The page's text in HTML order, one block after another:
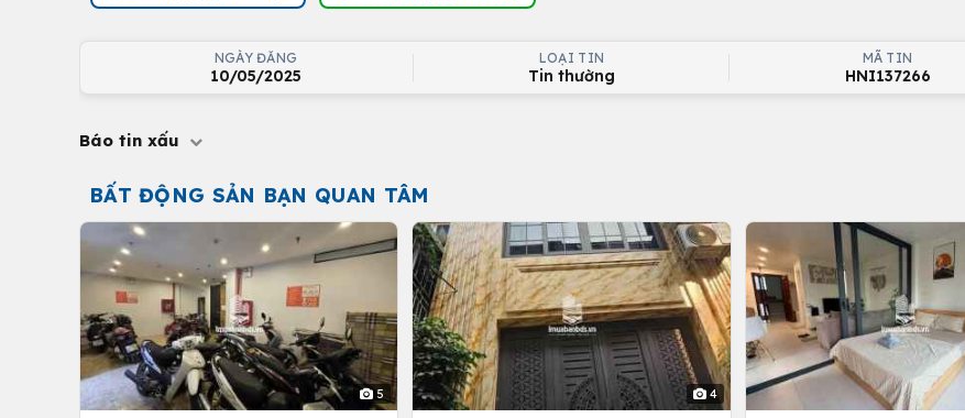
NGÀY ĐĂNG
10/05/2025
LOẠI TIN
Tin thường
MÃ TIN
HNI137266
Báo tin xấu
BẤT ĐỘNG SẢN BẠN QUAN TÂM
5 4